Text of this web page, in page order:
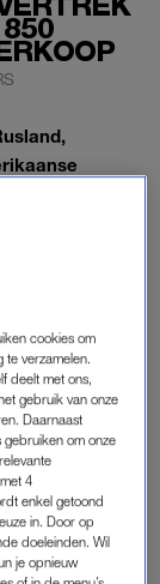
eerder al
een grote
dan dertig
voor het eerst
met Russen,
de burgers
cookies om
te verzamelen.
deelt met ons,
gebruik van onze
Daarnaast
gebruiken om onze
4
enkel getoond
in. Door op
doeleinden. Wil
je opnieuw